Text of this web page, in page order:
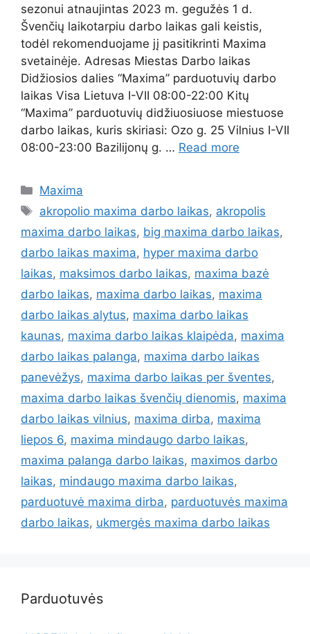
sezonui atnaujintas 2023 m. gegužės 1 d.
Švenčių laikotarpiu darbo laikas gali keistis,
todėl rekomenduojame jį pasitikrinti Maxima
svetainėje. Adresas Miestas Darbo laikas
Didžiosios dalies “Maxima” parduotuvių darbo
laikas Visa Lietuva I-VII 08:00-22:00 Kitų
“Maxima” parduotuvių didžiuosiuose miestuose
darbo laikas, kuris skiriasi: Ozo g. 25 Vilnius I-VII
08:00-23:00 Bazilijonų g. … Read more
Maxima
akropolio maxima darbo laikas, akropolis
maxima darbo laikas, big maxima darbo laikas,
darbo laikas maxima, hyper maxima darbo
laikas, maksimos darbo laikas, maxima bazė
darbo laikas, maxima darbo laikas, maxima
darbo laikas alytus, maxima darbo laikas
kaunas, maxima darbo laikas klaipėda, maxima
darbo laikas palanga, maxima darbo laikas
panevėžys, maxima darbo laikas per šventes,
maxima darbo laikas švenčių dienomis, maxima
darbo laikas vilnius, maxima dirba, maxima
liepos 6, maxima mindaugo darbo laikas,
maxima palanga darbo laikas, maximos darbo
laikas, mindaugo maxima darbo laikas,
parduotuvė maxima dirba, parduotuvės maxima
darbo laikas, ukmergės maxima darbo laikas
Parduotuvės